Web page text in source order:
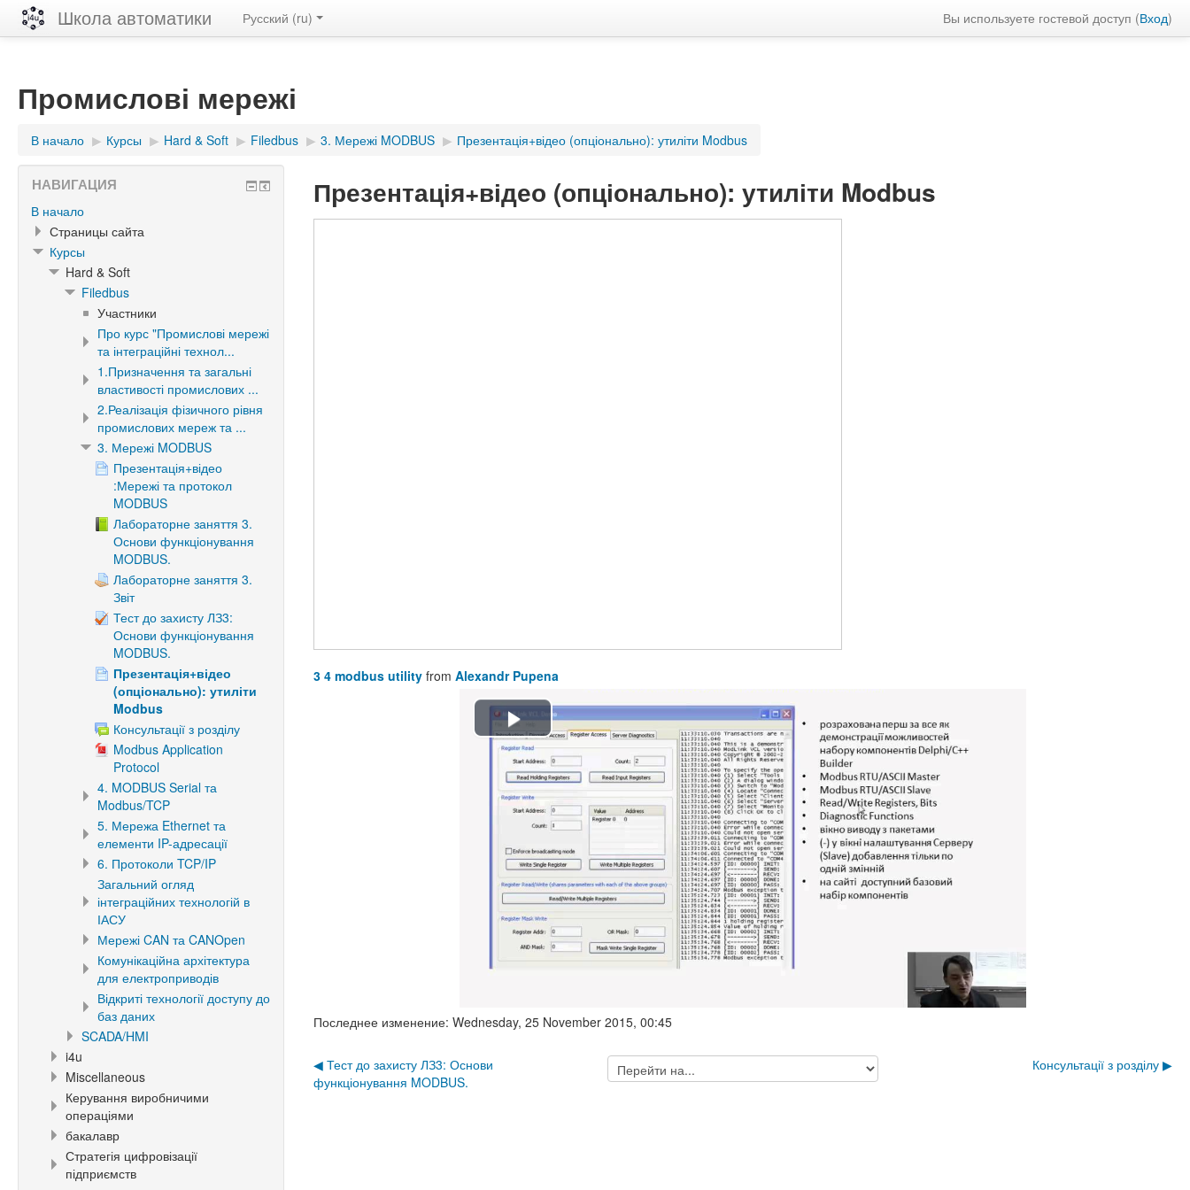
Школа автоматики Вы используете гостевой доступ (Вход)
Русский ‎(ru)‎
Промислові мережі
В начало ▶︎ Курсы ▶︎ Hard & Soft ▶︎ Filedbus ▶︎ 3. Мережі MODBUS ▶︎ Презентація+відео (опціонально): утиліти Modbus
Презентація+відео (опціонально): утиліти Modbus
3 4 modbus utilityfromAlexandr Pupena
Воспроизвести
видео
Последнее изменение: Wednesday, 25 November 2015, 00:45
◀︎ Тест до захисту ЛЗ3: Основи
функціонування MODBUS.
Перейти
на...
Консультації з розділу ▶︎
НАВИГАЦИЯ
В начало
Страницы сайта
Курсы
Hard & Soft
Filedbus
Участники
Про курс "Промислові мережі
та інтеграційні технол...
1.Призначення та загальні
властивості промислових ...
2.Реалізація фізичного рівня
промислових мереж та ...
3. Мережі MODBUS
Презентація+відео
:Мережі та протокол
MODBUS
Лабораторне заняття 3.
Основи функціонування
MODBUS.
Лабораторне заняття 3.
Звіт
Тест до захисту ЛЗ3:
Основи функціонування
MODBUS.
Презентація+відео
(опціонально): утиліти
Modbus
Консультації з розділу
Modbus Application
Protocol
4. MODBUS Serial та
Modbus/TCP
5. Мережа Ethernet та
елементи IP-адресації
6. Протоколи TCP/IP
Загальний огляд
інтеграційних технологій в
ІАСУ
Мережі CAN та CANOpen
Комунікаційна архітектура
для електроприводів
Відкриті технології доступу до
баз даних
SCADA/HMI
i4u
Miscellaneous
Керування виробничими
операціями
бакалавр
Стратегія цифровізації
підприємств